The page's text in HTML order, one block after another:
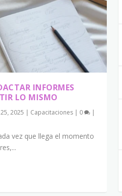
INFORMES
LO MISMO
25, 2025 | Capacitaciones| 0 |
vez que llega el momento